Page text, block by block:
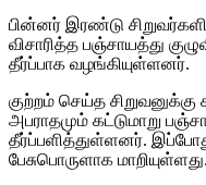
பின்னர் இரண்டு
விசாரித்த பஞ்சாயத்து
தீர்ப்பாக வழங்கியுள்ளனர்.
குற்றம் செய்த
அபராதமும் கட்டுமாறு
தீர்ப்பளித்துள்ளனர்.
பேசுபொருளாக மாறியுள்ளது.